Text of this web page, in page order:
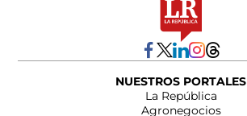
NUESTROS PORTALES
La República
Agronegocios